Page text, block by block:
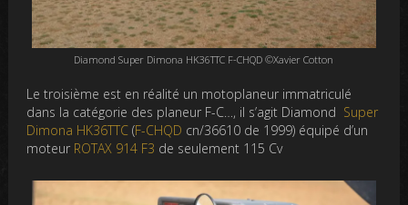
Diamond Super Dimona HK36TTC F-CHQD ©Xavier Cotton
Le troisième est en réalité un motoplaneur immatriculé
dans la catégorie des planeur F-C…, il s’agit Diamond Super
Dimona HK36TTC (F-CHQD cn/36610 de 1999) équipé d’un
moteur ROTAX 914 F3 de seulement 115 Cv